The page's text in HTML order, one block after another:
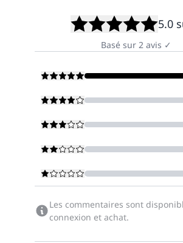
5.0
Basé sur 2 avis ✓
Les commentaires sont
connexion et achat.